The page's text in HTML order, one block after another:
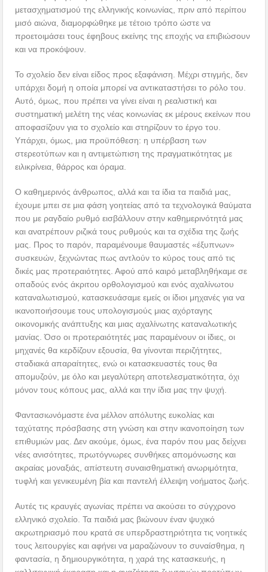
μετασχηματισμού της ελληνικής κοινωνίας, πριν από περίπου
μισό αιώνα, διαμορφώθηκε με τέτοιο τρόπο ώστε να
προετοιμάσει τους έφηβους εκείνης της εποχής να επιβιώσουν
και να προκόψουν.
Το σχολείο δεν είναι είδος προς εξαφάνιση. Μέχρι στιγμής, δεν
υπάρχει δομή η οποία μπορεί να αντικαταστήσει το ρόλο του.
Αυτό, όμως, που πρέπει να γίνει είναι η ρεαλιστική και
συστηματική μελέτη της νέας κοινωνίας εκ μέρους εκείνων που
αποφασίζουν για το σχολείο και στηρίζουν το έργο του.
Υπάρχει, όμως, μια προϋπόθεση: η υπέρβαση των
στερεοτύπων και η αντιμετώπιση της πραγματικότητας με
ειλικρίνεια, θάρρος και όραμα.
Ο καθημερινός άνθρωπος, αλλά και τα ίδια τα παιδιά μας,
έχουμε μπει σε μια φάση γοητείας από τα τεχνολογικά θαύματα
που με ραγδαίο ρυθμό εισβάλλουν στην καθημερινότητά μας
και ανατρέπουν ριζικά τους ρυθμούς και τα σχέδια της ζωής
μας. Προς το παρόν, παραμένουμε θαυμαστές «έξυπνων»
συσκευών, ξεχνώντας πως αντλούν το κύρος τους από τις
δικές μας προτεραιότητες. Αφού από καιρό μεταβληθήκαμε σε
οπαδούς ενός άκριτου ορθολογισμού και ενός αχαλίνωτου
καταναλωτισμού, κατασκευάσαμε εμείς οι ίδιοι μηχανές για να
ικανοποιήσουμε τους υπολογισμούς μιας αχόρταγης
οικονομικής ανάπτυξης και μιας αχαλίνωτης καταναλωτικής
μανίας. Όσο οι προτεραιότητές μας παραμένουν οι ίδιες, οι
μηχανές θα κερδίζουν εξουσία, θα γίνονται περιζήτητες,
σταδιακά απαραίτητες, ενώ οι κατασκευαστές τους θα
απομυζούν, με όλο και μεγαλύτερη αποτελεσματικότητα, όχι
μόνον τους κόπους μας, αλλά και την ίδια μας την ψυχή.
Φαντασιωνόμαστε ένα μέλλον απόλυτης ευκολίας και
ταχύτατης πρόσβασης στη γνώση και στην ικανοποίηση των
επιθυμιών μας. Δεν ακούμε, όμως, ένα παρόν που μας δείχνει
νέες ανισότητες, πρωτόγνωρες συνθήκες απομόνωσης και
ακραίας μοναξιάς, απίστευτη συναισθηματική ανωριμότητα,
τυφλή και γενικευμένη βία και παντελή έλλειψη νοήματος ζωής.
Αυτές τις κραυγές αγωνίας πρέπει να ακούσει το σύγχρονο
ελληνικό σχολείο. Τα παιδιά μας βιώνουν έναν ψυχικό
ακρωτηριασμό που κρατά σε υπερδραστηριότητα τις νοητικές
τους λειτουργίες και αφήνει να μαραζώνουν το συναίσθημα, η
φαντασία, η δημιουργικότητα, η χαρά της κατασκευής, η